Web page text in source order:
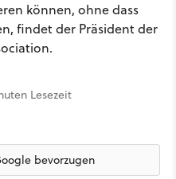
können, ohne dass
findet der Präsident der
Lesezeit
bevorzugen